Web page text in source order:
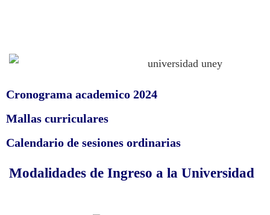
Cronograma academico 2024
Mallas curriculares
Calendario de sesiones ordinarias
Modalidades de Ingreso a la Universidad